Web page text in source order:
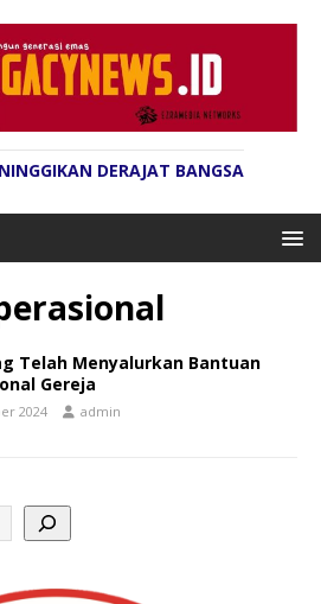
DERAJAT BANGSA
Telah Menyalurkan Bantuan
Gereja
2024 admin